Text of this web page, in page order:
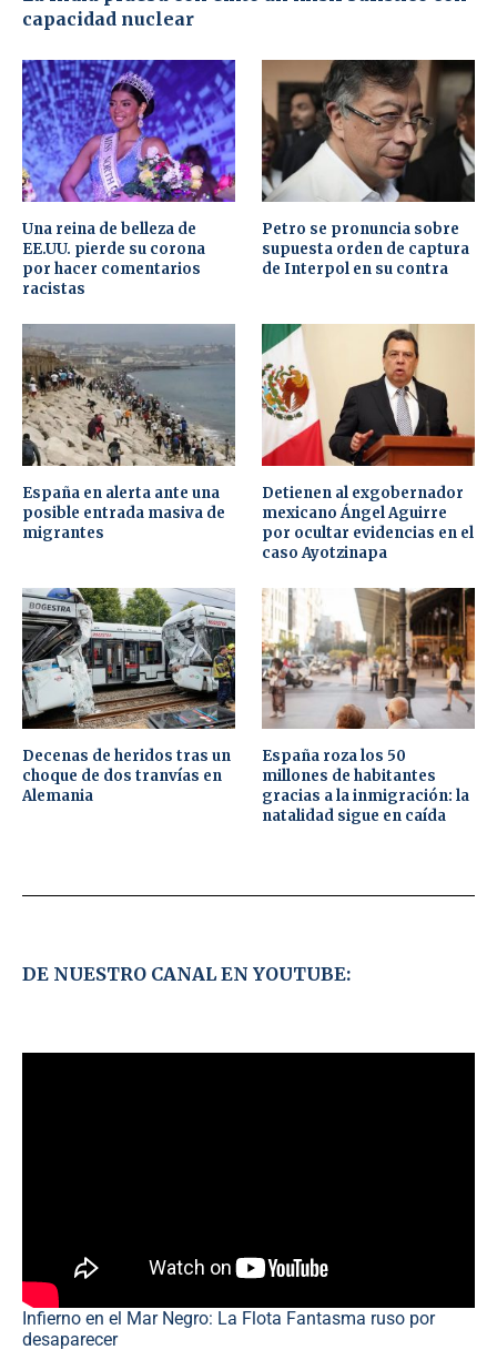
capacidad nuclear
Una reina de belleza de
EE.UU. pierde su corona
por hacer comentarios
racistas
Petro se pronuncia sobre
supuesta orden de captura
de Interpol en su contra
España en alerta ante una
posible entrada masiva de
migrantes
Detienen al exgobernador
mexicano Ángel Aguirre
por ocultar evidencias en el
caso Ayotzinapa
Decenas de heridos tras un
choque de dos tranvías en
Alemania
España roza los 50
millones de habitantes
gracias a la inmigración: la
natalidad sigue en caída
DE NUESTRO CANAL EN YOUTUBE:
Infierno en el Mar Negro: La Flota Fantasma ruso por
desaparecer